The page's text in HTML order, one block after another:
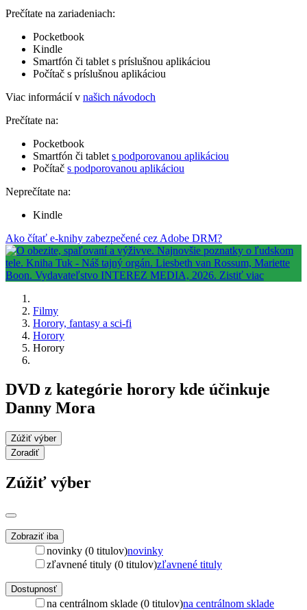
Prečítate na zariadeniach:
Pocketbook
Kindle
Smartfón či tablet s príslušnou aplikáciou
Počítač s príslušnou aplikáciou
Viac informácií v našich návodoch
Prečítate na:
Pocketbook
Smartfón či tablet s podporovanou aplikáciou
Počítač s podporovanou aplikáciou
Neprečítate na:
Kindle
Ako čítať e-knihy zabezpečené cez Adobe DRM?
Filmy
Horory, fantasy a sci-fi
Horory
Horory
DVD z kategórie horory kde účinkuje
Danny Mora
Zúžiť výber
Zoradiť
Zúžiť výber
Zobraziť iba
novinky (0 titulov)novinky
zľavnené tituly (0 titulov)zľavnené tituly
Dostupnosť
na centrálnom sklade (0 titulov)na centrálnom sklade